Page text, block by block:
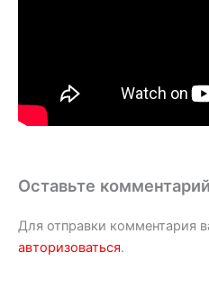
Оставьте комментарий
Для отправки комментария
авторизоваться.